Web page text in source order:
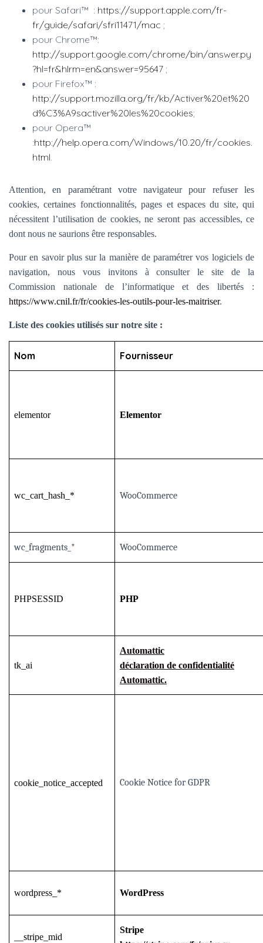
pour Safari™ : https://support.apple.com/fr-
fr/guide/safari/sfri11471/mac ;
pour Chrome™:
http://support.google.com/chrome/bin/answer.py
?hl=fr&hlrm=en&answer=95647 ;
pour Firefox™ :
http://support.mozilla.org/fr/kb/Activer%20et%20
d%C3%A9sactiver%20les%20cookies;
pour Opera™
:http://help.opera.com/Windows/10.20/fr/cookies.
html.
Attention, en paramétrant votre navigateur pour refuser les
cookies, certaines fonctionnalités, pages et espaces du site, qui
nécessitent l’utilisation de cookies, ne seront pas accessibles, ce
dont nous ne saurions être responsables.
Pour en savoir plus sur la manière de paramétrer vos logiciels de
navigation, nous vous invitons à consulter le site de la
Commission nationale de l’informatique et des libertés :
https://www.cnil.fr/fr/cookies-les-outils-pour-les-maitriser.
Liste des cookies utilisés sur notre site :
Nom Fournisseur
elementor Elementor
wc_cart_hash_* WooCommerce
wc_fragments_* WooCommerce
PHPSESSID PHP
tk_ai
Automattic
déclaration de confidentialité
Automattic.
cookie_notice_accepted Cookie Notice for GDPR
wordpress_* WordPress
__stripe_mid
Stripe